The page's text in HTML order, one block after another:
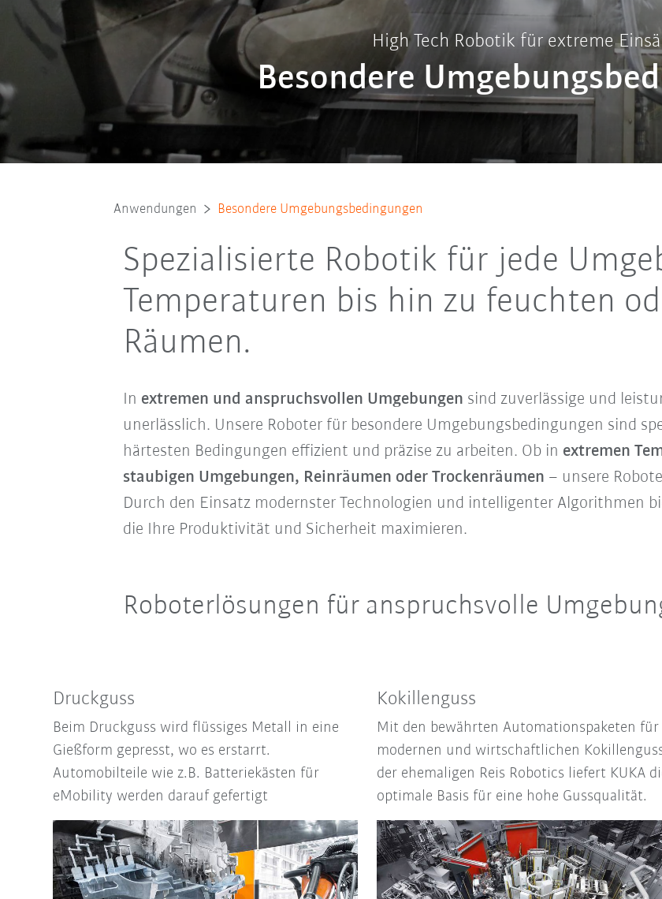
High Tech Robotik für extreme
Besondere
Anwendungen Besondere Umgebungsbedingungen
Spezialisierte Robotik für jede
Temperaturen bis hin zu feuchten
Räumen.
In extremen und anspruchsvollen Umgebungen sind zuverlässige und
unerlässlich. Unsere Roboter für besondere Umgebungsbedingungen sind
härtesten Bedingungen effizient und präzise zu arbeiten. Ob in extremen
staubigen Umgebungen, Reinräumen oder Trockenräumen – unsere
Durch den Einsatz modernster Technologien und intelligenter Algorithmen
die Ihre Produktivität und Sicherheit maximieren.
Roboterlösungen für anspruchsvolle
Druckguss
Beim Druckguss wird flüssiges Metall in eine
Gießform gepresst, wo es erstarrt.
Automobilteile wie z.B. Batteriekästen für
eMobility werden darauf gefertigt
Kokillenguss
Mit den bewährten Automationspaketen für
modernen und wirtschaftlichen
der ehemaligen Reis Robotics liefert KUKA
optimale Basis für eine hohe Gussqualität.